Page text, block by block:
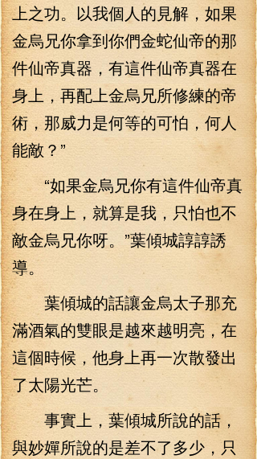
上之功。以我個人的見解，如果
金烏兄你拿到你們金蛇仙帝的那
件仙帝真器，有這件仙帝真器在
身上，再配上金烏兄所修練的帝
術，那威力是何等的可怕，何人
能敵？”
“如果金烏兄你有這件仙帝真
身在身上，就算是我，只怕也不
敵金烏兄你呀。”葉傾城諄諄誘
導。
葉傾城的話讓金烏太子那充
滿酒氣的雙眼是越來越明亮，在
這個時候，他身上再一次散發出
了太陽光芒。
事實上，葉傾城所說的話，
與妙嬋所說的是差不了多少，只